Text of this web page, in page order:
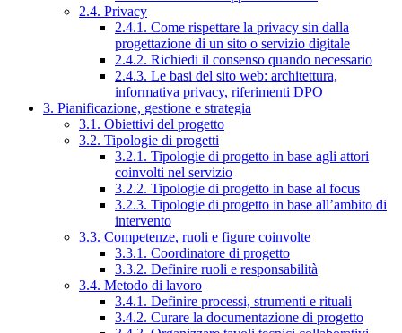
2.4. Privacy
2.4.1. Come rispettare la privacy sin dalla
progettazione di un sito o servizio digitale
2.4.2. Richiedi il consenso quando necessario
2.4.3. Le basi del sito web: architettura,
informativa privacy, riferimenti DPO
3. Pianificazione, gestione e strategia
3.1. Obiettivi del progetto
3.2. Tipologie di progetti
3.2.1. Tipologie di progetto in base agli attori
coinvolti nel servizio
3.2.2. Tipologie di progetto in base al focus
3.2.3. Tipologie di progetto in base all’ambito di
intervento
3.3. Competenze, ruoli e figure coinvolte
3.3.1. Coordinatore di progetto
3.3.2. Definire ruoli e responsabilità
3.4. Metodo di lavoro
3.4.1. Definire processi, strumenti e rituali
3.4.2. Curare la documentazione di progetto